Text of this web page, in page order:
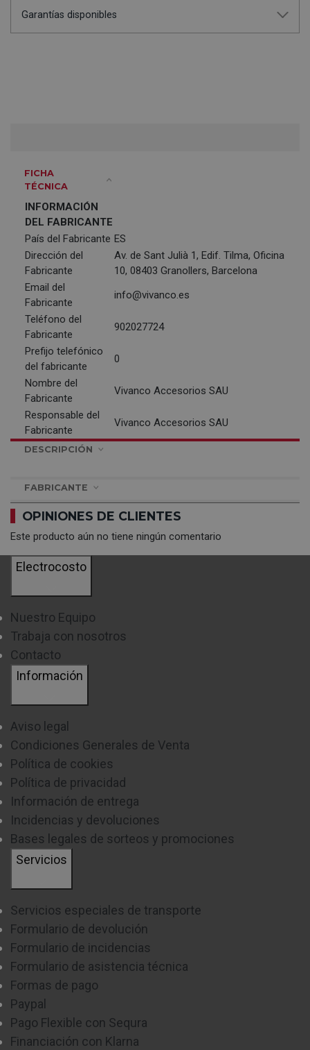
Garantías disponibles
FICHA
TÉCNICA
INFORMACIÓN
DEL FABRICANTE
País del Fabricante ES
Dirección del
Fabricante
Av. de Sant Julià 1, Edif. Tilma, Oficina
10, 08403 Granollers, Barcelona
Email del
Fabricante
info@vivanco.es
Teléfono del
Fabricante
902027724
Prefijo telefónico
del fabricante
0
Nombre del
Fabricante
Vivanco Accesorios SAU
Responsable del
Fabricante
Vivanco Accesorios SAU
DESCRIPCIÓN
FABRICANTE
OPINIONES DE CLIENTES
Este producto aún no tiene ningún comentario
Electrocosto
Nuestro Equipo
Trabaja con nosotros
Contacto
Información
Aviso legal
Condiciones Generales de Venta
Política de cookies
Política de privacidad
Información de entrega
Incidencias y devoluciones
Bases legales de sorteos y promociones
Servicios
Servicios especiales de transporte
Formulario de devolución
Formulario de incidencias
Formulario de asistencia técnica
Formas de pago
Paypal
Pago Flexible con Sequra
Financiación con Klarna